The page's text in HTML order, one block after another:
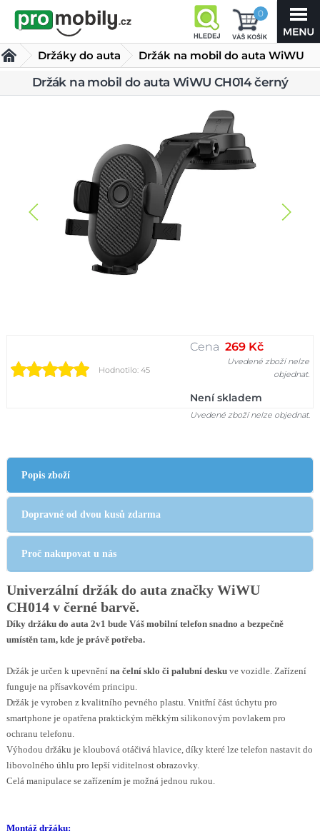
0
Držáky do auta
Držák na mobil do auta WiWU
CH014 černý
Držák na mobil do auta WiWU CH014 černý
Hodnotilo: 45
Cena 269 Kč
Uvedené zboží nelze
objednat.
Není skladem
Uvedené zboží nelze objednat.
Popis zboží
Dopravné od dvou kusů zdarma
Proč nakupovat u nás
Univerzální držák do auta značky WiWU
CH014 v černé barvě.
Díky držáku do auta 2v1 bude Váš mobilní telefon snadno a bezpečně
umístěn tam, kde je právě potřeba.
Držák je určen k upevnění na čelní sklo či palubní deskuve vozidle. Zařízení
funguje na přísavkovém principu.
Držák je vyroben z kvalitního pevného plastu. Vnitřní část úchytu pro
smartphone je opatřena praktickým měkkým silikonovým povlakem pro
ochranu telefonu.
Výhodou držáku je kloubová otáčivá hlavice, díky které lze telefon nastavit do
libovolného úhlu pro lepší viditelnost obrazovky.
Celá manipulace se zařízením je možná jednou rukou.
Montáž držáku: